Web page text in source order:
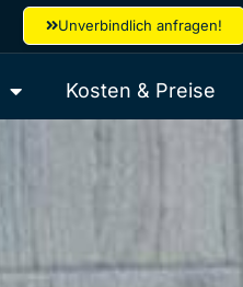
Unverbindlich anfragen!
Kosten & Preise